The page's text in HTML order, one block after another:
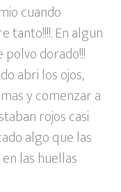
cuando
tanto!!!!. En algun
dorado!!!
abri los ojos,
y comenzar a
rojos casi
algo que las
las huellas